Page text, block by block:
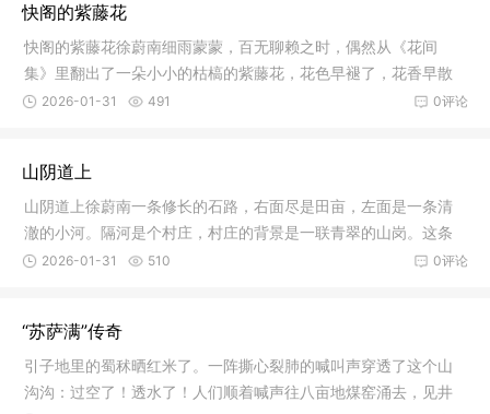
快阁的紫藤花
快阁的紫藤花徐蔚南细雨蒙蒙，百无聊赖之时，偶然从《花间
集》里翻出了一朵小小的枯槁的紫藤花，花色早褪了，花香早散
了。啊，紫
0评论
2026-01-31 491
山阴道上
山阴道上徐蔚南一条修长的石路，右面尽是田亩，左面是一条清
澈的小河。隔河是个村庄，村庄的背景是一联青翠的山岗。这条
石路，原
0评论
2026-01-31 510
“苏萨满”传奇
引子地里的蜀秫晒红米了。一阵撕心裂肺的喊叫声穿透了这个山
沟沟：过空了！透水了！人们顺着喊声往八亩地煤窑涌去，见井